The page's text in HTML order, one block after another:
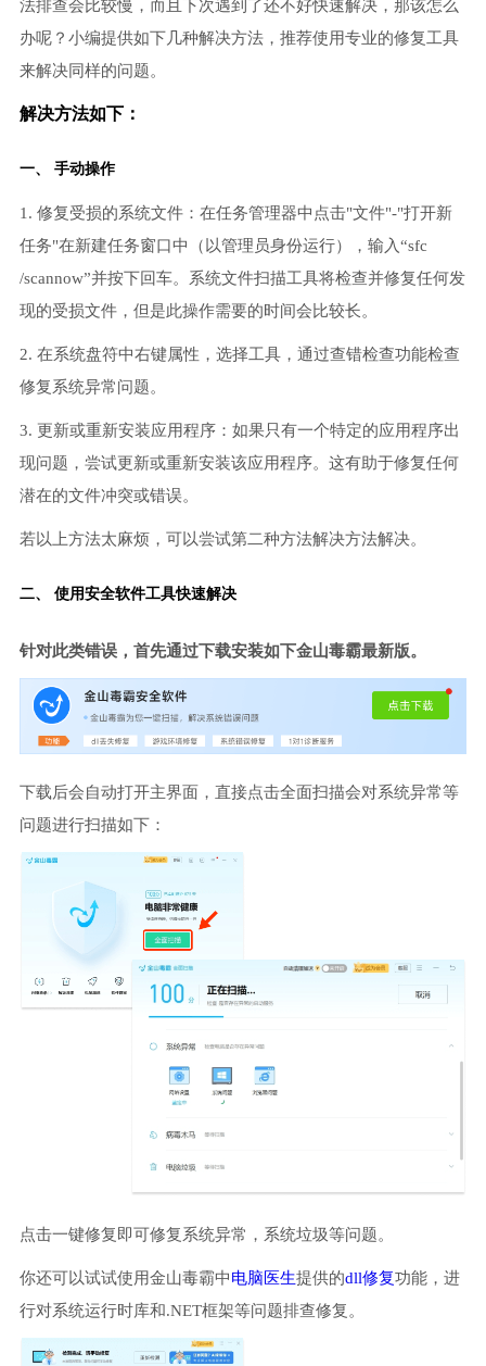
法排查会比较慢，而且下次遇到了还不好快速解决，那该怎么
办呢？小编提供如下几种解决方法，推荐使用专业的修复工具
来解决同样的问题。
解决方法如下：
一、 手动操作
1. 修复受损的系统文件：在任务管理器中点击"文件"-"打开新
任务"在新建任务窗口中（以管理员身份运行），输入“sfc
/scannow”并按下回车。系统文件扫描工具将检查并修复任何发
现的受损文件，但是此操作需要的时间会比较长。
2. 在系统盘符中右键属性，选择工具，通过查错检查功能检查
修复系统异常问题。
3. 更新或重新安装应用程序：如果只有一个特定的应用程序出
现问题，尝试更新或重新安装该应用程序。这有助于修复任何
潜在的文件冲突或错误。
若以上方法太麻烦，可以尝试第二种方法解决方法解决。
二、 使用安全软件工具快速解决
针对此类错误，首先通过下载安装如下金山毒霸最新版。
下载后会自动打开主界面，直接点击全面扫描会对系统异常等
问题进行扫描如下：
点击一键修复即可修复系统异常，系统垃圾等问题。
你还可以试试使用金山毒霸中电脑医生提供的dll修复功能，进
行对系统运行时库和.NET框架等问题排查修复。